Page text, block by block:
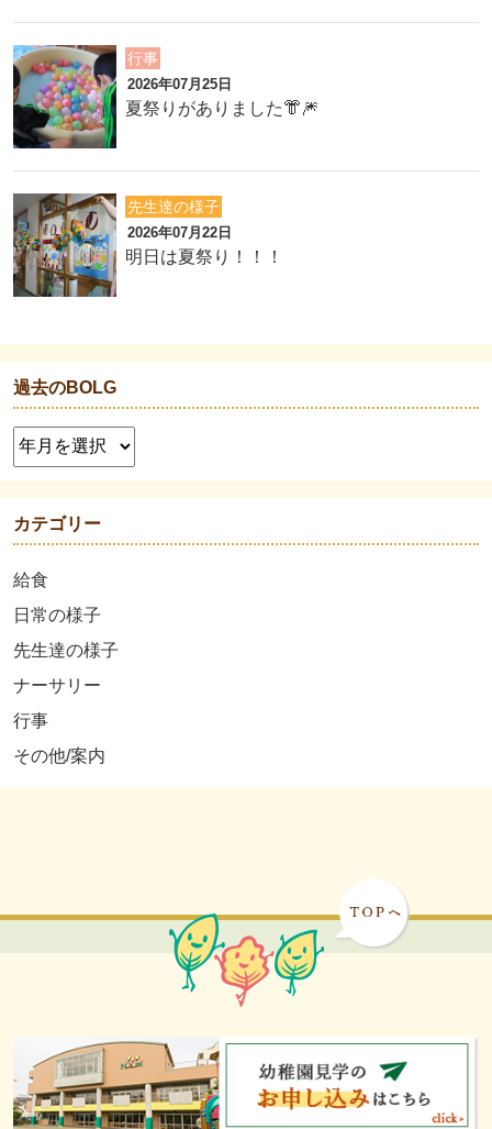
行事
2026年07月25日
夏祭りがありました👘🎆
先生達の様子
2026年07月22日
明日は夏祭り！！！
過去のBOLG
カテゴリー
給食
日常の様子
先生達の様子
ナーサリー
行事
その他/案内